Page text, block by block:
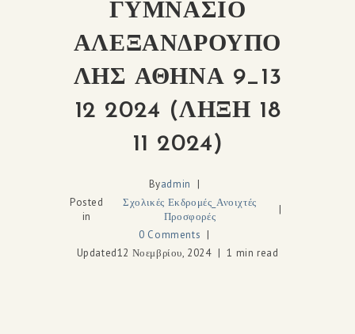
ΓΥΜΝΑΣΙΟ
ΑΛΕΞΑΝΔΡΟΥΠΟ
ΛΗΣ ΑΘΗΝΑ 9_13
12 2024 (ΛΗΞΗ 18
11 2024)
Byadmin
Posted
in
Σχολικές Εκδρομές_Ανοιχτές
Προσφορές
0 Comments
Updated12 Νοεμβρίου, 2024 1 min read